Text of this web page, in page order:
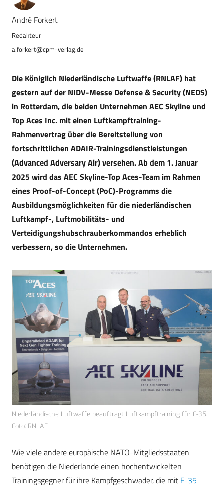
André Forkert
a.forkert@cpm-verlag.de
Die Königlich Niederländische Luftwaffe (RNLAF) hat
gestern auf der NIDV-Messe Defense & Security (NEDS)
in Rotterdam, die beiden Unternehmen AEC Skyline und
Top Aces Inc. mit einen Luftkampftraining-
Rahmenvertrag über die Bereitstellung von
fortschrittlichen ADAIR-Trainingsdienstleistungen
(Advanced Adversary Air) versehen. Ab dem 1. Januar
2025 wird das AEC Skyline-Top Aces-Team im Rahmen
eines Proof-of-Concept (PoC)-Programms die
Ausbildungsmöglichkeiten für die niederländischen
Luftkampf-, Luftmobilitäts- und
Verteidigungshubschrauberkommandos erheblich
verbessern, so die Unternehmen.
Niederländische Luftwaffe beauftragt Luftkampftraining für F-35.
Foto: RNLAF
Wie viele andere europäische NATO-Mitgliedsstaaten
benötigen die Niederlande einen hochentwickelten
Trainingsgegner für ihre Kampfgeschwader, die mit F-35